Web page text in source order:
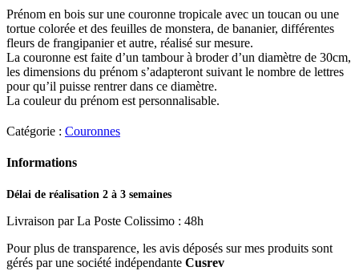
Prénom en bois sur une couronne tropicale avec un toucan ou une
tortue colorée et des feuilles de monstera, de bananier, différentes
fleurs de frangipanier et autre, réalisé sur mesure.
La couronne est faite d’un tambour à broder d’un diamètre de 30cm,
les dimensions du prénom s’adapteront suivant le nombre de lettres
pour qu’il puisse rentrer dans ce diamètre.
La couleur du prénom est personnalisable.
Catégorie : Couronnes
Informations
Délai de réalisation 2 à 3 semaines
Livraison par La Poste Colissimo : 48h
Pour plus de transparence, les avis déposés sur mes produits sont
gérés par une société indépendante Cusrev